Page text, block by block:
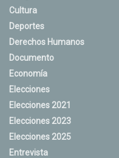
Cultura
Deportes
Derechos Humanos
Documento
Economía
Elecciones
Elecciones 2021
Elecciones 2023
Elecciones 2025
Entrevista